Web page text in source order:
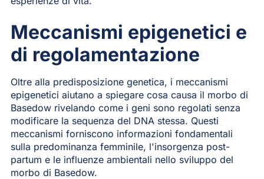
Meccanismi epigenetici e
di regolamentazione
Oltre alla predisposizione genetica, i meccanismi
epigenetici aiutano a spiegare cosa causa il morbo di
Basedow rivelando come i geni sono regolati senza
modificare la sequenza del DNA stessa. Questi
meccanismi forniscono informazioni fondamentali
sulla predominanza femminile, l'insorgenza post-
partum e le influenze ambientali nello sviluppo del
morbo di Basedow.